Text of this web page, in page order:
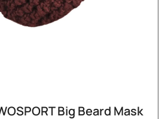
Big Beard Mask